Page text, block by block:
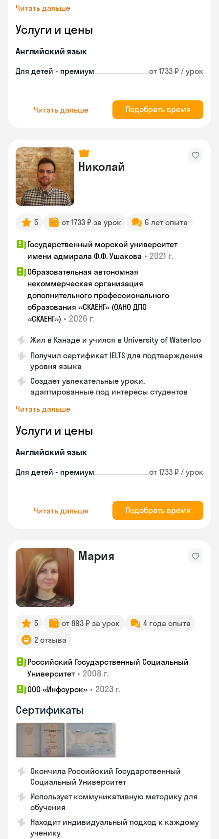
Читать дальше
Услуги и цены
Английский язык
Для детей - премиум от 1733 ₽ / урок
Читать дальше Подобрать время
Николай
5 от 1733 ₽ за урок 6 лет опыта
Государственный морской университет
имени адмирала Ф.Ф. Ушакова • 2021 г.
Образовательная автономная
некоммерческая организация
дополнительного профессионального
образования «СКАЕНГ» (ОАНО ДПО
«СКАЕНГ») • 2026 г.
Жил в Канаде и учился в University of Waterloo
Получил сертификат IELTS для подтверждения
уровня языка
Создает увлекательные уроки,
адаптированные под интересы студентов
Читать дальше
Услуги и цены
Английский язык
Для детей - премиум от 1733 ₽ / урок
Читать дальше Подобрать время
Мария
5 от 893 ₽ за урок
4 года опыта
2 отзыва
Российский Государственный Социальный
Университет • 2008 г.
ООО «Инфоурок» • 2023 г.
Сертификаты
Окончила Российский Государственный
Социальный Университет
Использует коммуникативную методику для
обучения
Находит индивидуальный подход к каждому
ученику